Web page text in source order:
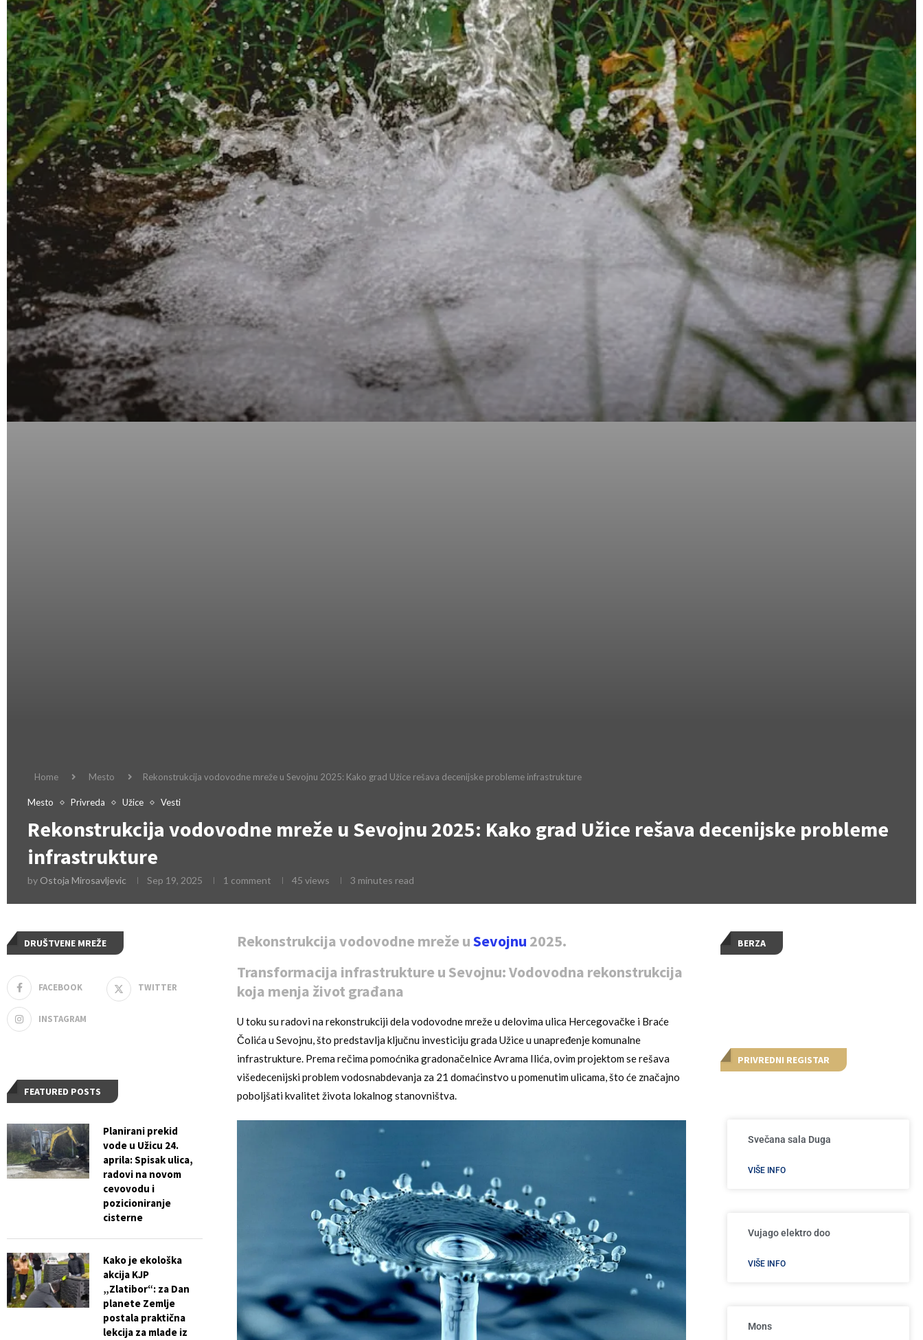
Home Mesto Rekonstrukcija vodovodne mreže u Sevojnu 2025: Kako grad Užice rešava decenijske probleme infrastrukture
Mesto Privreda Užice Vesti
Rekonstrukcija vodovodne mreže u Sevojnu 2025: Kako grad Užice rešava decenijske probleme
infrastrukture
by Ostoja Mirosavljevic Sep 19, 2025 1 comment 45 views 3 minutes read
Rekonstrukcija vodovodne mreže uSevojnu 2025.
Transformacija infrastrukture u Sevojnu: Vodovodna rekonstrukcija
koja menja život građana
U toku su radovi na rekonstrukciji dela vodovodne mreže u delovima ulica Hercegovačke i Braće
Čolića u Sevojnu, što predstavlja ključnu investiciju grada Užice u unapređenje komunalne
infrastrukture. Prema rečima pomoćnika gradonačelnice Avrama Ilića, ovim projektom se rešava
višedecenijski problem vodosnabdevanja za 21 domaćinstvo u pomenutim ulicama, što će značajno
poboljšati kvalitet života lokalnog stanovništva.
BERZA
PRIVREDNI REGISTAR
Svečana sala Duga
VIŠE INFO
Vujago elektro doo
VIŠE INFO
Mons
DRUŠTVENE MREŽE
FACEBOOK TWITTER
INSTAGRAM
FEATURED POSTS
Planirani prekid
vode u Užicu 24.
aprila: Spisak ulica,
radovi na novom
cevovodu i
pozicioniranje
cisterne
Kako je ekološka
akcija KJP
„Zlatibor“: za Dan
planete Zemlje
postala praktična
lekcija za mlade iz